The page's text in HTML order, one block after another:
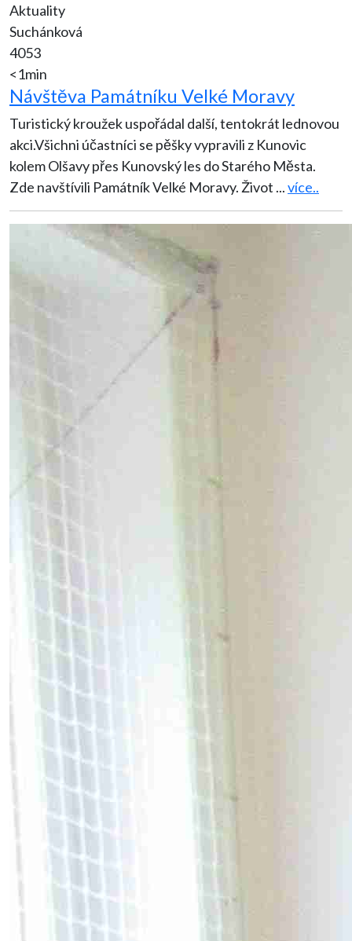
Aktuality
Suchánková
4053
<1min
Návštěva Památníku Velké Moravy
Turistický kroužek uspořádal další, tentokrát lednovou
akci.Všichni účastníci se pěšky vypravili z Kunovic
kolem Olšavy přes Kunovský les do Starého Města.
Zde navštívili Památník Velké Moravy. Život ...více..